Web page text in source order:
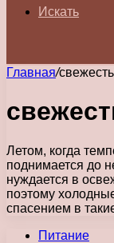
Искать
Главная/
Летом, когда
поднимается до
нуждается в
поэтому
спасением в
Питание